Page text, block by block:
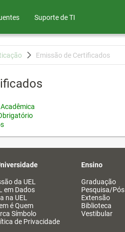
Suporte de TI
Emissão de Certificados
da UEL
em Dados
na UEL
é Quem
Símbolo
de Privacidade
Ensino
Graduação
Pesquisa/Pós
Extensão
Biblioteca
Vestibular